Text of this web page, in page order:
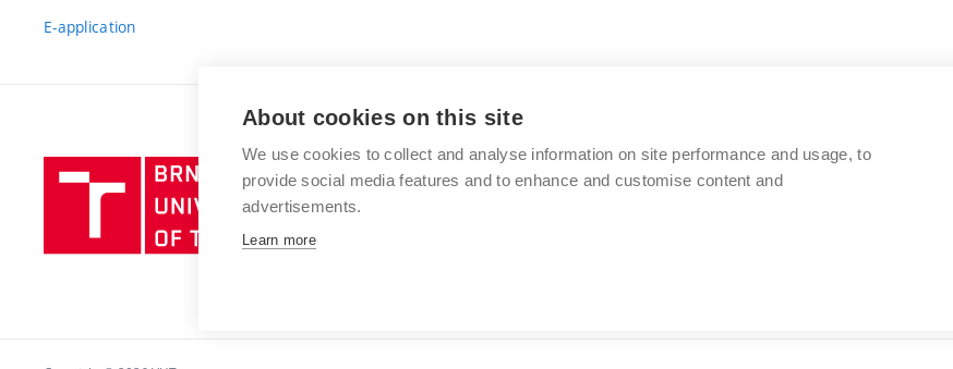
E-application
Brno
FACULTY OF CHEMISTRY
About cookies on this site
We use cookies to collect and analyse information on site performance and usage, to
provide social media features and to enhance and customise content and
advertisements.
Learn more